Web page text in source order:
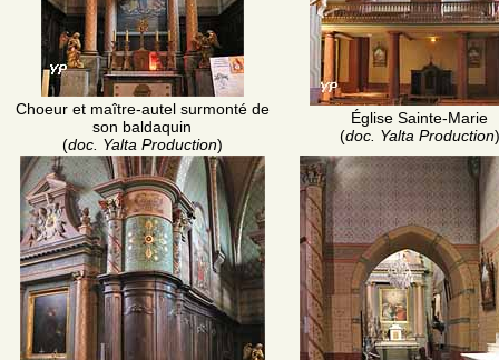
Choeur et maître-autel surmonté de
son baldaquin
(doc. Yalta Production)
Église Sainte-Marie
(doc. Yalta Production)